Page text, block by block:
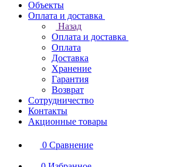
Объекты
Оплата и доставка
Назад
Оплата и доставка
Оплата
Доставка
Хранение
Гарантия
Возврат
Сотрудничество
Контакты
Акционные товары
0 Сравнение